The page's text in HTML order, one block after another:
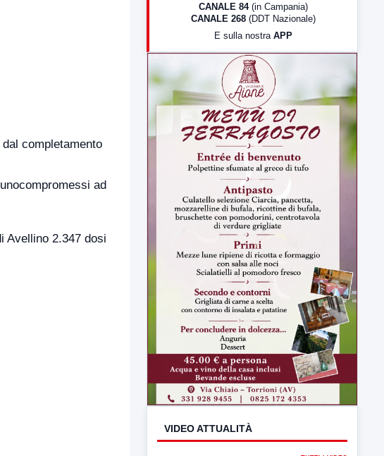
completamento
ad
Avellino 2.347 dosi
LabNews (Diretta)
LabNews (replica)
CANALE 84 (in Campania)
CANALE 268 (DDT Nazionale)
E sulla nostra APP
VIDEO ATTUALITÀ
TUTTI I VIDEO